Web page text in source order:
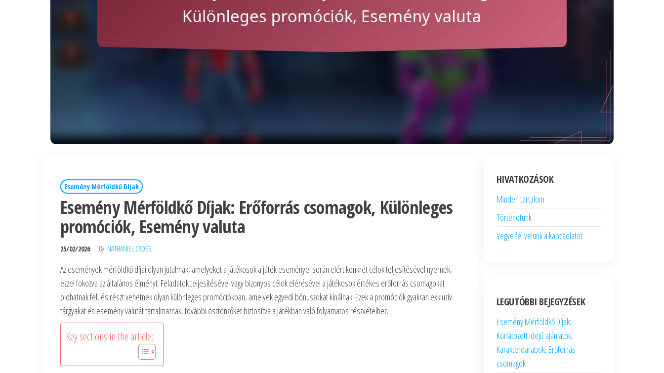
Esemény Mérföldkő Díjak
Esemény Mérföldkő Díjak: Erőforrás csomagok, Különleges
promóciók, Esemény valuta
25/02/2026 By NATHANIEL CROSS
Az események mérföldkő díjai olyan jutalmak, amelyeket a játékosok a játék eseményei során elért konkrét célok teljesítésével nyernek,
ezzel fokozva az általános élményt. Feladatok teljesítésével vagy bizonyos célok elérésével a játékosok értékes erőforrás csomagokat
oldhatnak fel, és részt vehetnek olyan különleges promóciókban, amelyek egyedi bónuszokat kínálnak. Ezek a promóciók gyakran exkluzív
tárgyakat és esemény valutát tartalmaznak, további ösztönzőket biztosítva a játékban való folyamatos részvételhez.
Key sections in the article:
HIVATKOZÁSOK
Minden tartalom
Történetünk
Vegye fel velünk a kapcsolatot
LEGUTÓBBI BEJEGYZÉSEK
Esemény Mérföldkő Díjak:
Korlátozott idejű ajánlatok,
Karakterdarabok, Erőforrás
csomagok